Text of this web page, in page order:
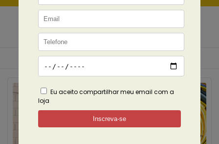
Crepúsculo
Início Coleções Crepúsculo
Ordenar Filtrar